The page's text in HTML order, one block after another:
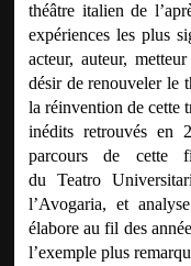
théâtre italien de
expériences les plus
acteur, auteur,
désir de renouveler le
la réinvention de cette
inédits retrouvés en
parcours de cette
du Teatro
l’Avogaria, et
élabore au fil des
l’exemple plus